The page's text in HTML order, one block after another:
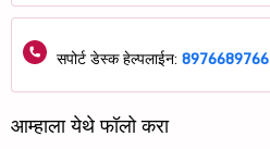
सपोर्ट डेस्क हेल्पलाईन: 8976689766
आम्हाला येथे फॉलो करा